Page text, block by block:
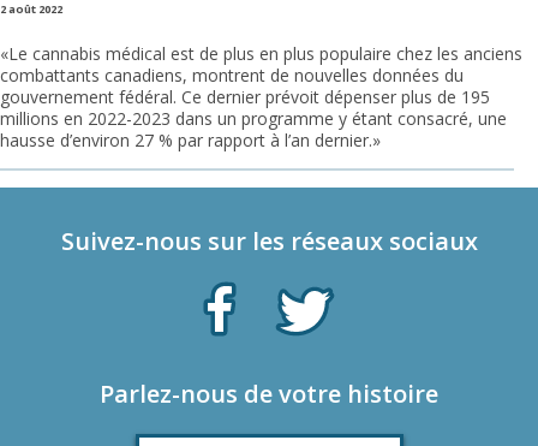
2 août 2022
«Le cannabis médical est de plus en plus populaire chez les anciens
combattants canadiens, montrent de nouvelles données du
gouvernement fédéral. Ce dernier prévoit dépenser plus de 195
millions en 2022-2023 dans un programme y étant consacré, une
hausse d’environ 27 % par rapport à l’an dernier.»
Suivez-nous sur les réseaux sociaux
Parlez-nous de votre histoire